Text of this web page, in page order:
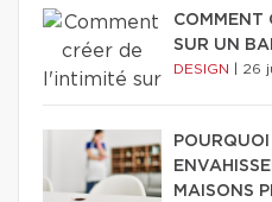
COMMENT
SUR UN
DESIGN 26
MAISONS